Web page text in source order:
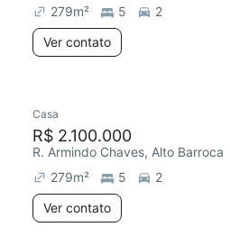
279m² 5
2
Ver contato
Casa
R$ 2.100.000
R. Armindo Chaves, Alto Barroca
279m² 5
2
Ver contato